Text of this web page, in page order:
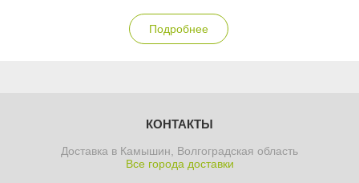
Подробнее
КОНТАКТЫ
Доставка в Камышин, Волгоградская область
Все города доставки